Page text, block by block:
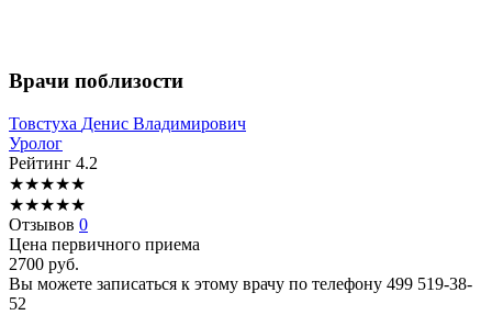
Врачи поблизости
Товстуха Денис Владимирович
Уролог
Рейтинг 4.2
★★★★★
★★★★★
Отзывов 0
Цена первичного приема
2700 руб.
Вы можете записаться к этому врачу по телефону 499 519-38-
52